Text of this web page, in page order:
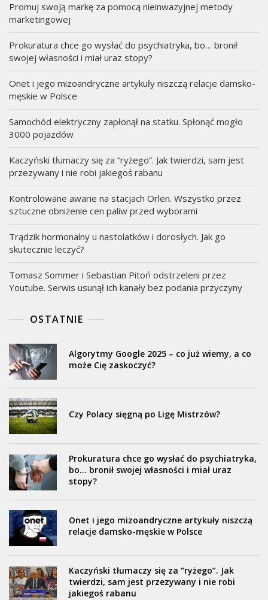
Promuj swoją markę za pomocą nieinwazyjnej metody
marketingowej
Prokuratura chce go wysłać do psychiatryka, bo… bronił
swojej własności i miał uraz stopy?
Onet i jego mizoandryczne artykuły niszczą relacje damsko-
męskie w Polsce
Samochód elektryczny zapłonął na statku. Spłonąć mogło
3000 pojazdów
Kaczyński tłumaczy się za “ryżego”. Jak twierdzi, sam jest
przezywany i nie robi jakiegoś rabanu
Kontrolowane awarie na stacjach Orlen. Wszystko przez
sztuczne obniżenie cen paliw przed wyborami
Trądzik hormonalny u nastolatków i dorosłych. Jak go
skutecznie leczyć?
Tomasz Sommer i Sebastian Pitoń odstrzeleni przez
Youtube. Serwis usunął ich kanały bez podania przyczyny
OSTATNIE
Algorytmy Google 2025 – co już wiemy, a co
może Cię zaskoczyć?
Czy Polacy sięgną po Ligę Mistrzów?
Prokuratura chce go wysłać do psychiatryka,
bo… bronił swojej własności i miał uraz
stopy?
Onet i jego mizoandryczne artykuły niszczą
relacje damsko-męskie w Polsce
Kaczyński tłumaczy się za “ryżego”. Jak
twierdzi, sam jest przezywany i nie robi
jakiegoś rabanu